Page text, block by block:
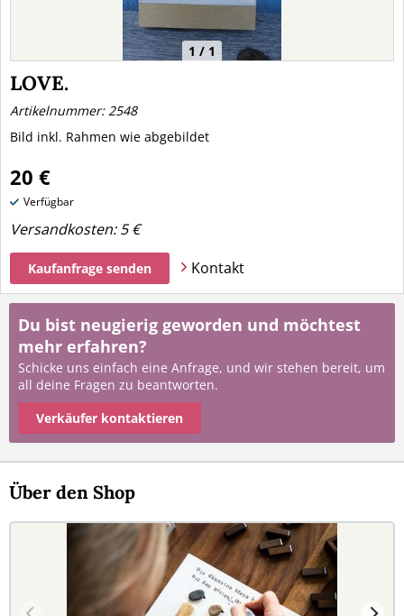
1 / 1
LOVE.
Artikelnummer: 2548
Bild inkl. Rahmen wie abgebildet
20 €
Verfügbar
Versandkosten:5 €
Kaufanfrage senden Kontakt
Du bist neugierig geworden und möchtest
mehr erfahren?
Schicke uns einfach eine Anfrage, und wir stehen bereit, um
all deine Fragen zu beantworten.
Verkäufer kontaktieren
Über den Shop